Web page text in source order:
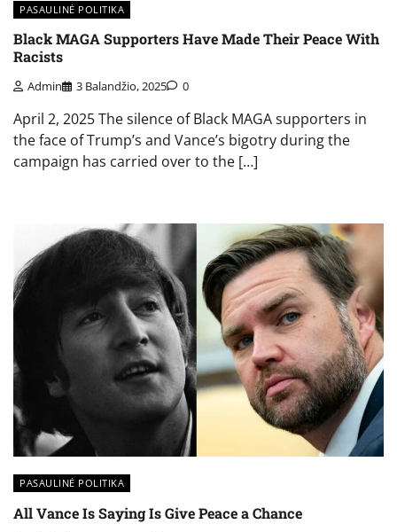
PASAULINĖ POLITIKA
Black MAGA Supporters Have Made Their Peace With
Racists
Admin 3 Balandžio, 2025 0
April 2, 2025 The silence of Black MAGA supporters in
the face of Trump’s and Vance’s bigotry during the
campaign has carried over to the […]
PASAULINĖ POLITIKA
All Vance Is Saying Is Give Peace a Chance